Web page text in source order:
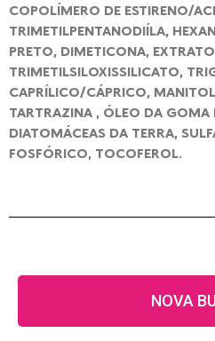
COPOLÍMERO DE ESTIRENO/
TRIMETILPENTANODIÍLA,
PRETO, DIMETICONA,
TRIMETILSILOXISSILICATO,
CAPRÍLICO/CÁPRICO,
TARTRAZINA , ÓLEO DA GOMA
DIATOMÁCEAS DA TERRA,
FOSFÓRICO, TOCOFEROL.
NOVA